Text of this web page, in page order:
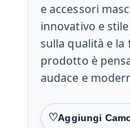
e accessori
innovativo e
sulla qualità e
prodotto è
audace e
Preferiti